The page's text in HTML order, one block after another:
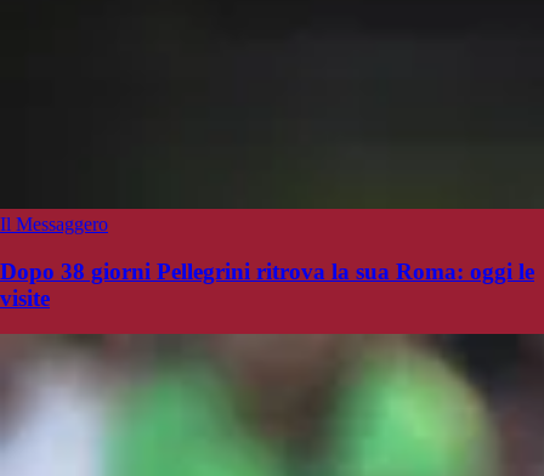
Il Messaggero
Dopo 38 giorni Pellegrini ritrova la sua Roma: oggi le
visite